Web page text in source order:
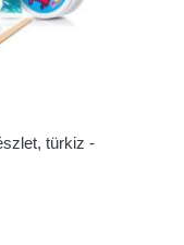
türkiz -